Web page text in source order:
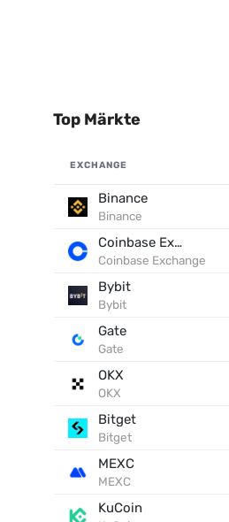
Top Märkte
EXCHANGE
Binance
Binance
Coinbase Exchange
Coinbase Exchange
Bybit
Bybit
Gate
Gate
OKX
OKX
Bitget
Bitget
MEXC
MEXC
KuCoin